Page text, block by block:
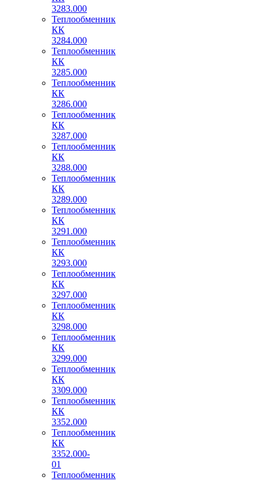
3283.000
Теплообменник
КК
3284.000
Теплообменник
КК
3285.000
Теплообменник
КК
3286.000
Теплообменник
КК
3287.000
Теплообменник
КК
3288.000
Теплообменник
КК
3289.000
Теплообменник
КК
3291.000
Теплообменник
КК
3293.000
Теплообменник
КК
3297.000
Теплообменник
КК
3298.000
Теплообменник
КК
3299.000
Теплообменник
КК
3309.000
Теплообменник
КК
3352.000
Теплообменник
КК
3352.000-
01
Теплообменник